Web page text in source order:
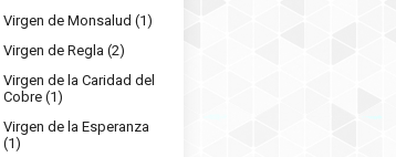
Virgen de Monsalud (1)
Virgen de Regla (2)
Virgen de la Caridad del
Cobre (1)
Virgen de la Esperanza
(1)